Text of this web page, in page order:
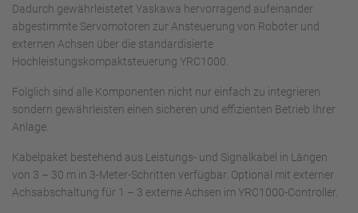
Dadurch gewährleistetet Yaskawa hervorragend aufeinander
abgestimmte Servomotoren zur Ansteuerung von Roboter und
externen Achsen über die standardisierte
Hochleistungskompaktsteuerung YRC1000.
Folglich sind alle Komponenten nicht nur einfach zu integrieren
sondern gewährleisten einen sicheren und effizienten Betrieb Ihrer
Anlage.
Kabelpaket bestehend aus Leistungs- und Signalkabel in Längen
von 3 – 30 m in 3-Meter-Schritten verfügbar. Optional mit externer
Achsabschaltung für 1 – 3 externe Achsen im YRC1000-Controller.